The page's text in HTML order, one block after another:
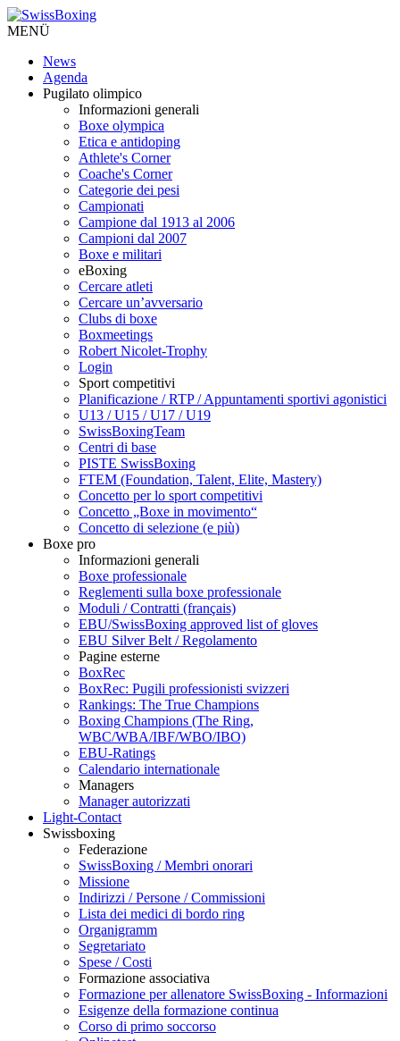
MENÜ
News
Agenda
Pugilato olimpico
Informazioni generali
Boxe olympica
Etica e antidoping
Athlete's Corner
Coache's Corner
Categorie dei pesi
Campionati
Campione dal 1913 al 2006
Campioni dal 2007
Boxe e militari
eBoxing
Cercare atleti
Cercare un’avversario
Clubs di boxe
Boxmeetings
Robert Nicolet-Trophy
Login
Sport competitivi
Planificazione / RTP / Appuntamenti sportivi agonistici
U13 / U15 / U17 / U19
SwissBoxingTeam
Centri di base
PISTE SwissBoxing
FTEM (Foundation, Talent, Elite, Mastery)
Concetto per lo sport competitivi
Concetto „Boxe in movimento“
Concetto di selezione (e più)
Boxe pro
Informazioni generali
Boxe professionale
Reglementi sulla boxe professionale
Moduli / Contratti (français)
EBU/SwissBoxing approved list of gloves
EBU Silver Belt / Regolamento
Pagine esterne
BoxRec
BoxRec: Pugili professionisti svizzeri
Rankings: The True Champions
Boxing Champions (The Ring,
WBC/WBA/IBF/WBO/IBO)
EBU-Ratings
Calendario internationale
Managers
Manager autorizzati
Light-Contact
Swissboxing
Federazione
SwissBoxing / Membri onorari
Missione
Indirizzi / Persone / Commissioni
Lista dei medici di bordo ring
Organigramm
Segretariato
Spese / Costi
Formazione associativa
Formazione per allenatore SwissBoxing - Informazioni
Esigenze della formazione continua
Corso di primo soccorso